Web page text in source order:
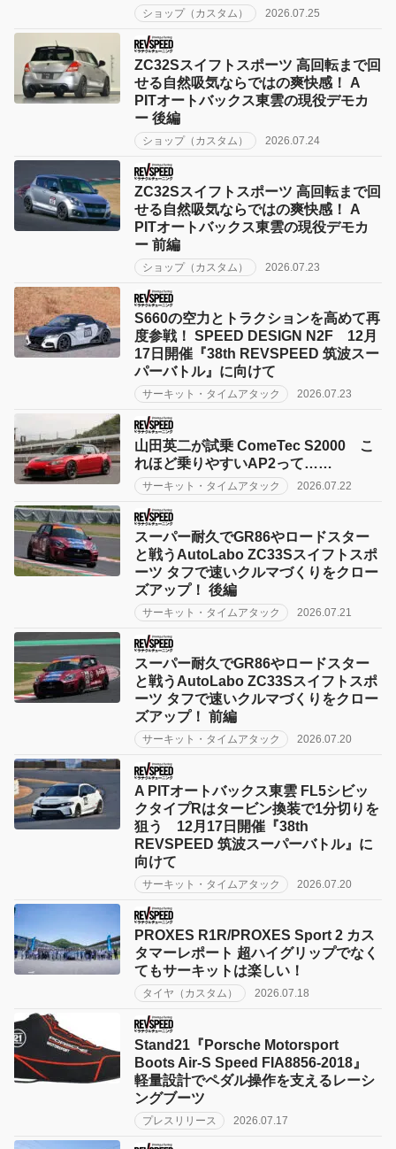
ショップ（カスタム） 2026.07.25
ZC32Sスイフトスポーツ 高回転まで回
せる自然吸気ならではの爽快感！ A
PITオートバックス東雲の現役デモカ
ー 後編
ショップ（カスタム） 2026.07.24
ZC32Sスイフトスポーツ 高回転まで回
せる自然吸気ならではの爽快感！ A
PITオートバックス東雲の現役デモカ
ー 前編
ショップ（カスタム） 2026.07.23
S660の空力とトラクションを高めて再
度参戦！ SPEED DESIGN N2F 12月
17日開催『38th REVSPEED 筑波スー
パーバトル』に向けて
サーキット・タイムアタック 2026.07.23
山田英二が試乗 ComeTec S2000 こ
れほど乗りやすいAP2って……
サーキット・タイムアタック 2026.07.22
スーパー耐久でGR86やロードスター
と戦うAutoLabo ZC33Sスイフトスポ
ーツ タフで速いクルマづくりをクロー
ズアップ！ 後編
サーキット・タイムアタック 2026.07.21
スーパー耐久でGR86やロードスター
と戦うAutoLabo ZC33Sスイフトスポ
ーツ タフで速いクルマづくりをクロー
ズアップ！ 前編
サーキット・タイムアタック 2026.07.20
A PITオートバックス東雲 FL5シビッ
クタイプRはタービン換装で1分切りを
狙う 12月17日開催『38th
REVSPEED 筑波スーパーバトル』に
向けて
サーキット・タイムアタック 2026.07.20
PROXES R1R/PROXES Sport 2 カス
タマーレポート 超ハイグリップでなく
てもサーキットは楽しい！
タイヤ（カスタム） 2026.07.18
Stand21『Porsche Motorsport
Boots Air-S Speed FIA8856-2018』
軽量設計でペダル操作を支えるレーシ
ングブーツ
プレスリリース 2026.07.17